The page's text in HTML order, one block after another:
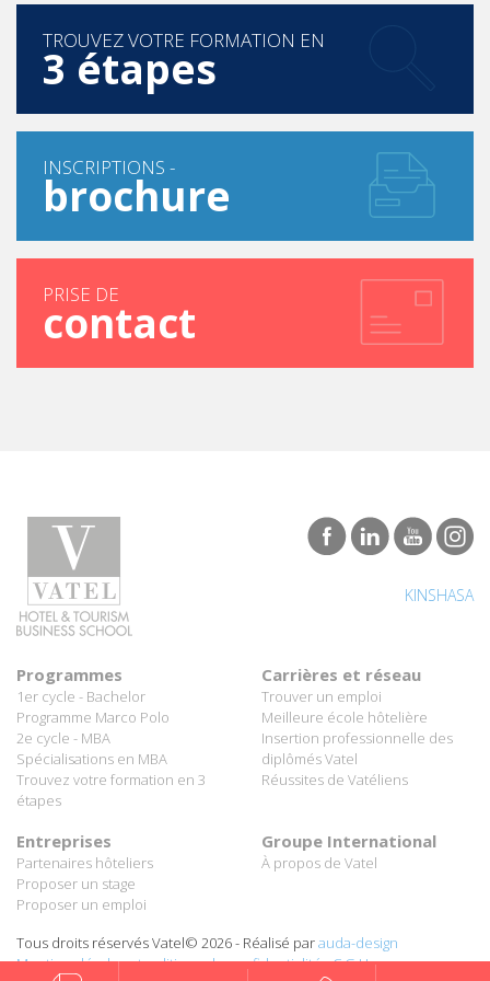
TROUVEZ VOTRE FORMATION EN
3 étapes
INSCRIPTIONS -
brochure
PRISE DE
contact
KINSHASA
Programmes
1er cycle - Bachelor
Programme Marco Polo
2e cycle - MBA
Spécialisations en MBA
Trouvez votre formation en 3
étapes
Carrières et réseau
Trouver un emploi
Meilleure école hôtelière
Insertion professionnelle des
diplômés Vatel
Réussites de Vatéliens
Entreprises
Partenaires hôteliers
Proposer un stage
Proposer un emploi
Groupe International
À propos de Vatel
Tous droits réservés Vatel© 2026 - Réalisé parauda-design
Mentions légales et politique de confidentialité-C.G.U.